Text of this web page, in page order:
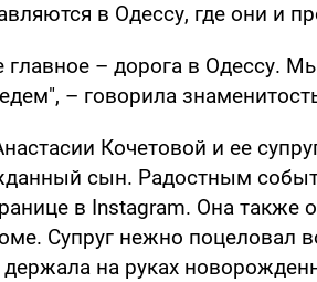
в Одессу, где они и
главное – дорога в Одессу.
– говорила
Кочетовой и ее
сын. Радостным
в Instagram. Она также
Супруг нежно поцеловал
держала на руках